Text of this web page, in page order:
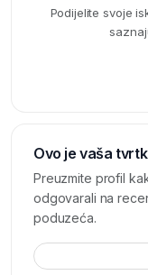
Podijelite svoje
Ovo je vaša
Preuzmite profil
odgovarali na
poduzeća.